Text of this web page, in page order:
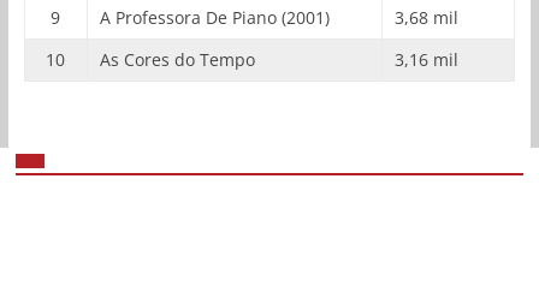
9
A Professora De Piano (2001)
3,68 mil
10
As Cores do Tempo 3,16 mil